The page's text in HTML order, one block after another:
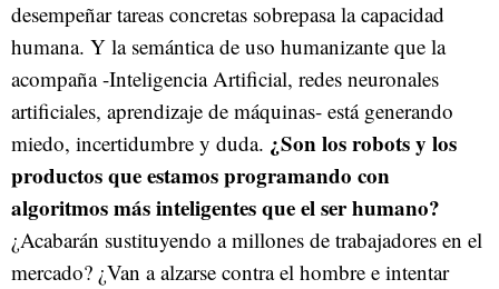
desempeñar tareas concretas sobrepasa la capacidad
humana. Y la semántica de uso humanizante que la
acompaña -Inteligencia Artificial, redes neuronales
artificiales, aprendizaje de máquinas- está generando
miedo, incertidumbre y duda. ¿Son los robots y los
productos que estamos programando con
algoritmos más inteligentes que el ser humano?
¿Acabarán sustituyendo a millones de trabajadores en el
mercado? ¿Van a alzarse contra el hombre e intentar